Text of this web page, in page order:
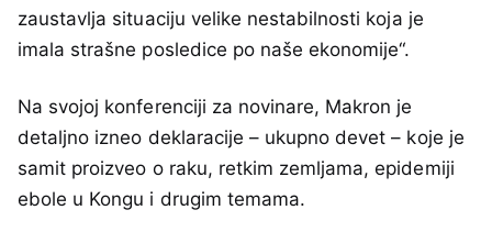
zaustavlja situaciju velike nestabilnosti koja je
imala strašne posledice po naše ekonomije“.
Na svojoj konferenciji za novinare, Makron je
detaljno izneo deklaracije – ukupno devet – koje je
samit proizveo o raku, retkim zemljama, epidemiji
ebole u ​​Kongu i drugim temama.